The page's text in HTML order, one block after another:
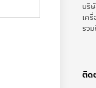
บริ
เค
รว
ติด